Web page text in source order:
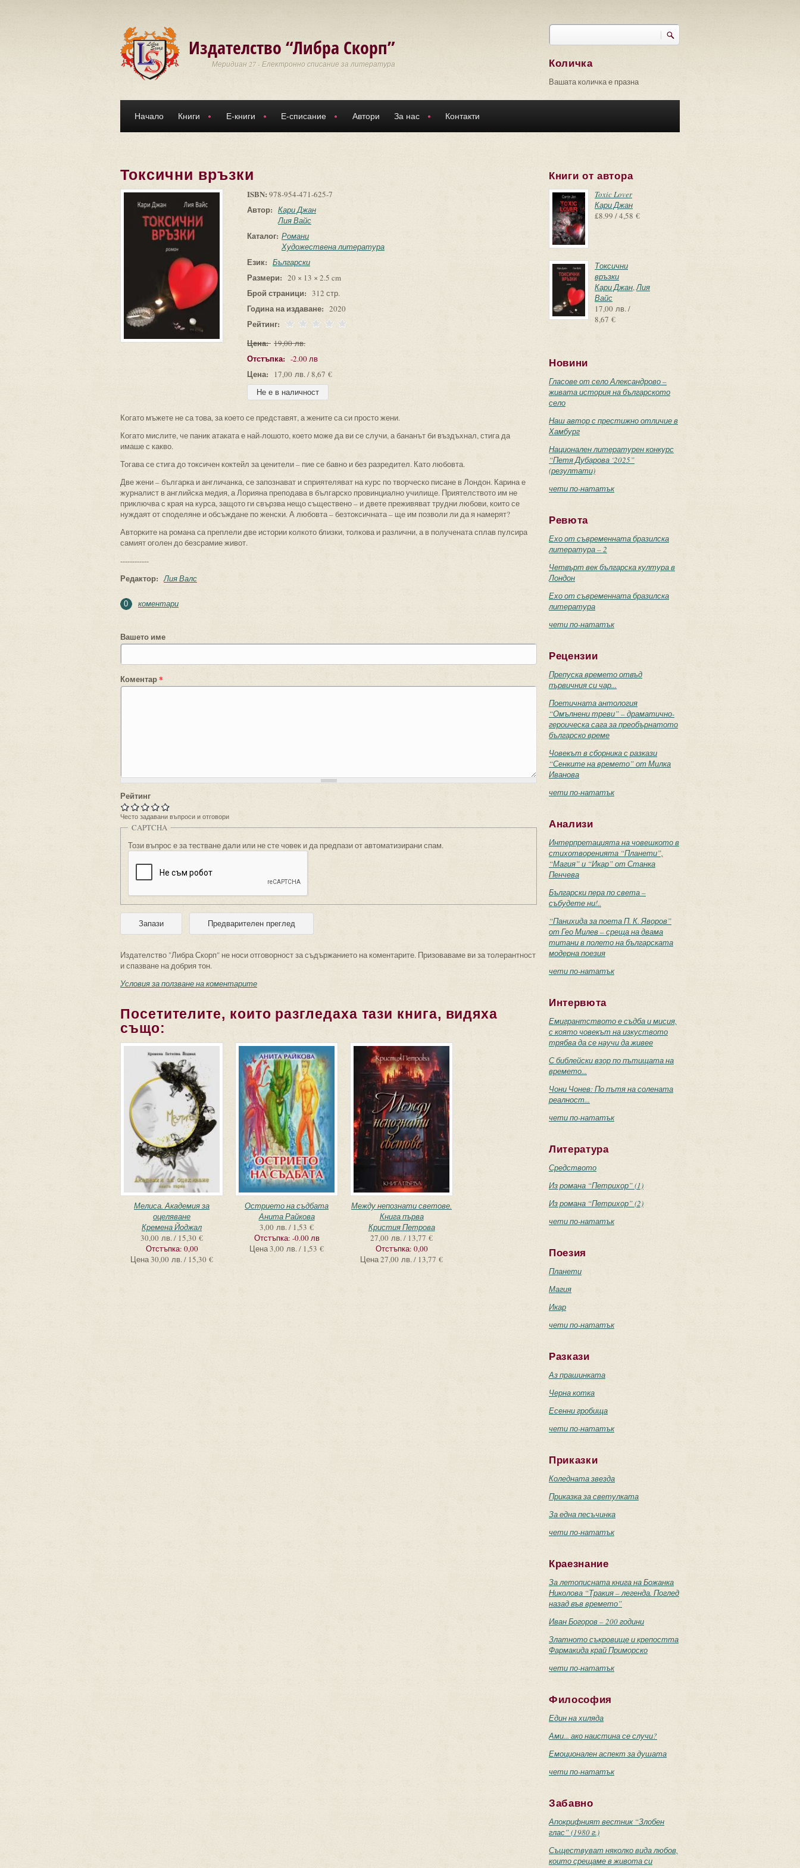
Издателство “Либра Скорп”
Меридиан 27 - Електронно списание за литература
Търси
Количка
Вашата количка е празна
Начало Книги Е-книги Е-списание Автори За нас Контакти
Токсични връзки
ISBN: 978-954-471-625-7
Автор: Кари Джан
Лия Вайс
Каталог: Романи
Художествена литература
Език: Български
Размери: 20 × 13 × 2.5 cm
Брой страници: 312 стр.
Година на издаване: 2020
Рейтинг:
Цена: 19,00 лв.
Отстъпка: -2.00 лв
Цена: 17,00 лв. / 8,67 €
Когато мъжете не са това, за което се представят, а жените са си просто жени.
Когато мислите, че паник атаката е най-лошото, което може да ви се случи, а бананът би въздъхнал, стига да
имаше с какво.
Тогава се стига до токсичен коктейл за ценители – пие се бавно и без разредител. Като любовта.
Две жени – българка и англичанка, се запознават и сприятеляват на курс по творческо писане в Лондон. Карина е
журналист в английска медия, а Лорияна преподава в българско провинциално училище. Приятелството им не
приключва с края на курса, защото ги свързва нещо съществено – и двете преживяват трудни любови, които се
нуждаят от споделяне и обсъждане по женски. А любовта – безтоксичната – ще им позволи ли да я намерят?
Авторките на романа са преплели две истории колкото близки, толкова и различни, а в получената сплав пулсира
самият оголен до безсрамие живот.
------------
Редактор: Лия Валс
0 коментари
Вашето име
Коментар*
Рейтинг
Често задавани въпроси и отговори
CAPTCHA
Този въпрос е за тестване дали или не сте човек и да предпази от автоматизирани спам.
Издателство "Либра Скорп" не носи отговорност за съдържанието на коментарите. Призоваваме ви за толерантност
и спазване на добрия тон.
Условия за ползване на коментарите
Посетителите, които разгледаха тази книга, видяха
също:
Мелиса. Академия за
оцеляване
Кремена Йоджал
30,00 лв. / 15,30 €
Отстъпка: 0,00
Цена30,00 лв. / 15,30 €
Острието на съдбата
Анита Райкова
3,00 лв. / 1,53 €
Отстъпка: -0.00 лв
Цена3,00 лв. / 1,53 €
Между непознати светове.
Книга първа
Кристия Петрова
27,00 лв. / 13,77 €
Отстъпка: 0,00
Цена27,00 лв. / 13,77 €
Книги от автора
Toxic Lover
Кари Джан
£8.99 / 4,58 €
Токсични
връзки
Кари Джан,Лия
Вайс
17,00 лв. /
8,67 €
Новини
Гласове от село Александрово –
живата история на българското
село
Наш автор с престижно отличие в
Хамбург
Национален литературен конкурс
“Петя Дубарова ‘2025”
(резултати)
чети по-нататък
Ревюта
Ехо от съвременната бразилска
литература – 2
Четвърт век българска култура в
Лондон
Ехо от съвременната бразилска
литература
чети по-нататък
Рецензии
Препуска времето отвъд
първичния си чар...
Поетичната антология
“Омълнени треви” – драматично-
героическа сага за преобърнатото
българско време
Човекът в сборника с разкази
“Сенките на времето” от Милка
Иванова
чети по-нататък
Анализи
Интерпретацията на човешкото в
стихотворенията “Планети”,
“Магия” и “Икар” от Станка
Пенчева
Български пера по света –
събудете ни!..
“Панихида за поета П. К. Яворов”
от Гео Милев – среща на двама
титани в полето на българската
модерна поезия
чети по-нататък
Интервюта
Емигрантството е съдба и мисия,
с която човекът на изкуството
трябва да се научи да живее
С библейски взор по пътищата на
времето...
Чони Чонев: По пътя на солената
реалност...
чети по-нататък
Литература
Средството
Из романа “Петрихор” (1)
Из романа “Петрихор” (2)
чети по-нататък
Поезия
Планети
Магия
Икар
чети по-нататък
Разкази
Аз прашинката
Черна котка
Есенни гробища
чети по-нататък
Приказки
Коледната звезда
Приказка за светулката
За една песъчинка
чети по-нататък
Краезнание
За летописната книга на Божанка
Николова “Тракия – легенда. Поглед
назад във времето”
Иван Богоров – 200 години
Златното съкровище и крепостта
Фармакида край Приморско
чети по-нататък
Философия
Един на хиляда
Ами... ако наистина се случи?
Емоционален аспект за душата
чети по-нататък
Забавно
Апокрифният вестник “Злобен
глас” (1980 г.)
Съществуват няколко вида любов,
които срещаме в живота си